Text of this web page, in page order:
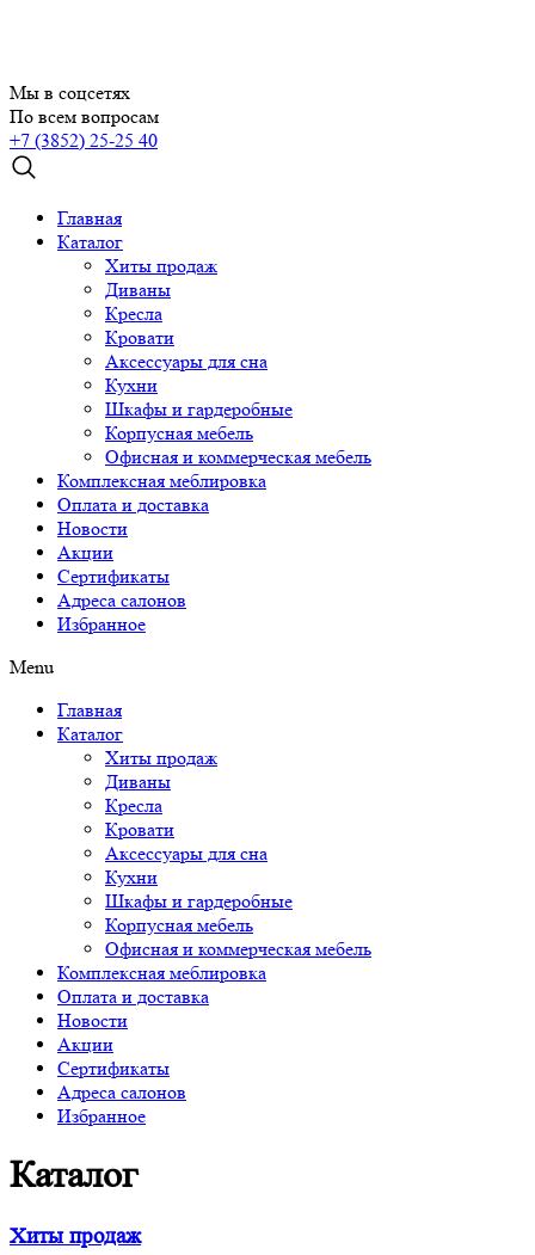
Мы в соцсетях
По всем вопросам
+7 (3852) 25-25 40
Главная
Каталог
Хиты продаж
Диваны
Кресла
Кровати
Аксессуары для сна
Кухни
Шкафы и гардеробные
Корпусная мебель
Офисная и коммерческая мебель
Комплексная меблировка
Оплата и доставка
Новости
Акции
Сертификаты
Адреса салонов
Избранное
Menu
Главная
Каталог
Хиты продаж
Диваны
Кресла
Кровати
Аксессуары для сна
Кухни
Шкафы и гардеробные
Корпусная мебель
Офисная и коммерческая мебель
Комплексная меблировка
Оплата и доставка
Новости
Акции
Сертификаты
Адреса салонов
Избранное
Каталог
Хиты продаж